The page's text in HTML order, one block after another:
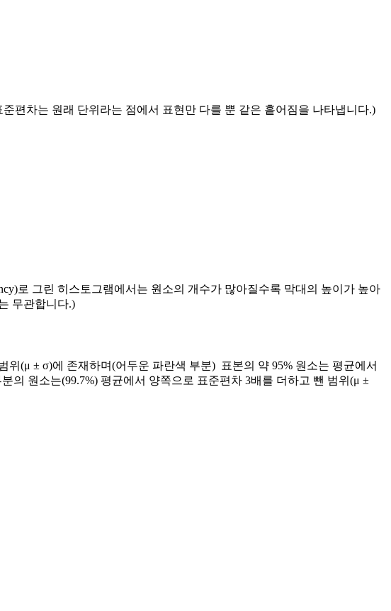
편차는 원래 단위라는 점에서 표현만 다를 뿐 같은 흩어짐을 나타냅니다.)
로 그린 히스토그램에서는 원소의 개수가 많아질수록 막대의 높이가 높아
무관합니다.)
(μ ± σ)에 존재하며(어두운 파란색 부분) 표본의 약 95% 원소는 평균에서
원소는(99.7%) 평균에서 양쪽으로 표준편차 3배를 더하고 뺀 범위(μ ±